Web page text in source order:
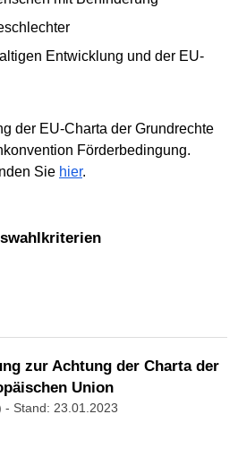
Entwicklung und der EU-
der EU-Charta der Grundrechte
Förderbedingung.
Sie hier.
zur Achtung der Charta der
Union
- Stand: 23.01.2023